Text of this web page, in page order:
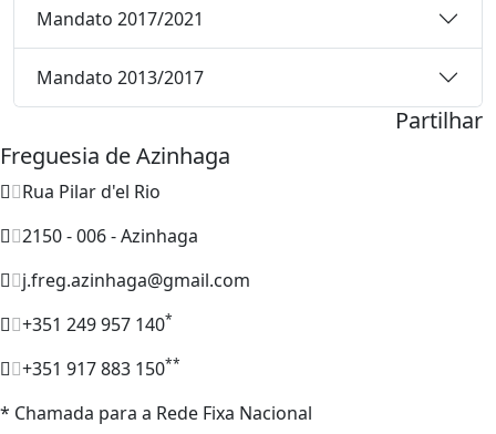
Mandato 2017/2021
Mandato 2013/2017
Partilhar
Freguesia de Azinhaga
Rua Pilar d'el Rio
2150 - 006 - Azinhaga
j.freg.azinhaga@gmail.com
+351 249 957 140*
+351 917 883 150**
* Chamada para a Rede Fixa Nacional